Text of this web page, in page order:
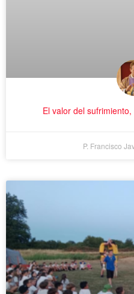
El valor del
P. Francisco